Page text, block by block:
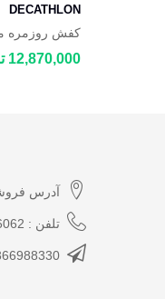
DECATHLON
کفش روزمره
100.1
12,870,000 تومان
آدرس
تلفن : 09913776062